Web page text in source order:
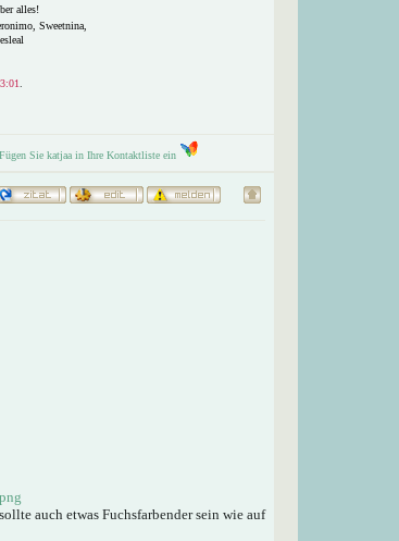
alles!
Sweetnina,
auch etwas Fuchsfarbender sein wie auf